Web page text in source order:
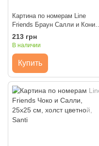
Картина по номерам Line
Friends Браун Салли и Кони,
25х25 см, полотно цветное,
Santi
213 грн
В наличии
Купить